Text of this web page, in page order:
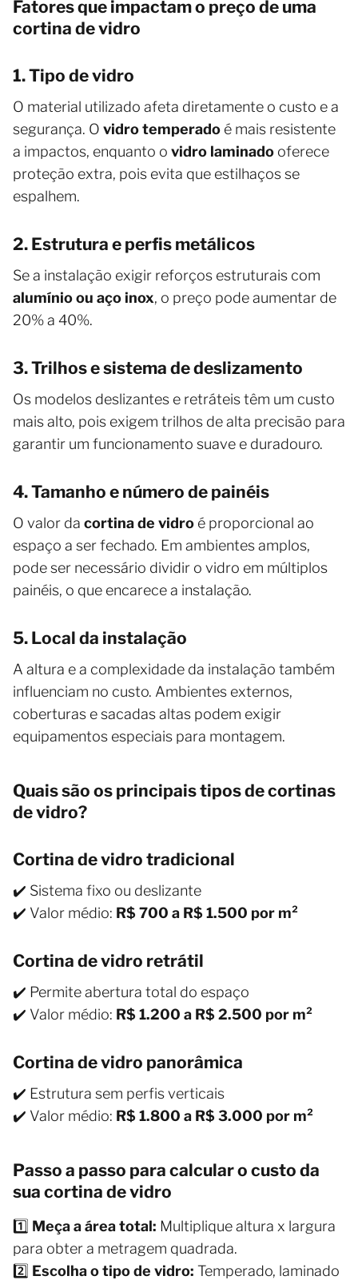
Fatores que impactam o preço de uma
cortina de vidro
1. Tipo de vidro
O material utilizado afeta diretamente o custo e a
segurança. O vidro temperado é mais resistente
a impactos, enquanto o vidro laminado oferece
proteção extra, pois evita que estilhaços se
espalhem.
2. Estrutura e perfis metálicos
Se a instalação exigir reforços estruturais com
alumínio ou aço inox, o preço pode aumentar de
20% a 40%.
3. Trilhos e sistema de deslizamento
Os modelos deslizantes e retráteis têm um custo
mais alto, pois exigem trilhos de alta precisão para
garantir um funcionamento suave e duradouro.
4. Tamanho e número de painéis
O valor da cortina de vidro é proporcional ao
espaço a ser fechado. Em ambientes amplos,
pode ser necessário dividir o vidro em múltiplos
painéis, o que encarece a instalação.
5. Local da instalação
A altura e a complexidade da instalação também
influenciam no custo. Ambientes externos,
coberturas e sacadas altas podem exigir
equipamentos especiais para montagem.
Quais são os principais tipos de cortinas
de vidro?
Cortina de vidro tradicional
✔️ Sistema fixo ou deslizante
✔️ Valor médio: R$ 700 a R$ 1.500 por m²
Cortina de vidro retrátil
✔️ Permite abertura total do espaço
✔️ Valor médio: R$ 1.200 a R$ 2.500 por m²
Cortina de vidro panorâmica
✔️ Estrutura sem perfis verticais
✔️ Valor médio: R$ 1.800 a R$ 3.000 por m²
Passo a passo para calcular o custo da
sua cortina de vidro
1️⃣ Meça a área total: Multiplique altura x largura
para obter a metragem quadrada.
2️⃣ Escolha o tipo de vidro: Temperado, laminado